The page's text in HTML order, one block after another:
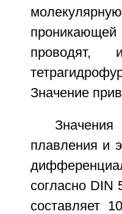
проводят,
Значение
плавления и
согласно DIN
составляет